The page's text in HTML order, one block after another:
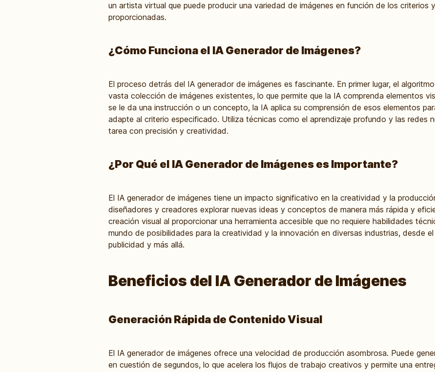
un artista virtual que puede producir una variedad de imágenes en función de los criterios
proporcionadas.
¿Cómo Funciona el IA Generador de Imágenes?
El proceso detrás del IA generador de imágenes es fascinante. En primer lugar, el
vasta colección de imágenes existentes, lo que permite que la IA comprenda elementos
se le da una instrucción o un concepto, la IA aplica su comprensión de esos elementos
adapte al criterio especificado. Utiliza técnicas como el aprendizaje profundo y las redes
tarea con precisión y creatividad.
¿Por Qué el IA Generador de Imágenes es Importante?
El IA generador de imágenes tiene un impacto significativo en la creatividad y la
diseñadores y creadores explorar nuevas ideas y conceptos de manera más rápida y
creación visual al proporcionar una herramienta accesible que no requiere habilidades
mundo de posibilidades para la creatividad y la innovación en diversas industrias, desde
publicidad y más allá.
Beneficios del IA Generador de Imágenes
Generación Rápida de Contenido Visual
El IA generador de imágenes ofrece una velocidad de producción asombrosa. Puede
en cuestión de segundos, lo que acelera los flujos de trabajo creativos y permite una